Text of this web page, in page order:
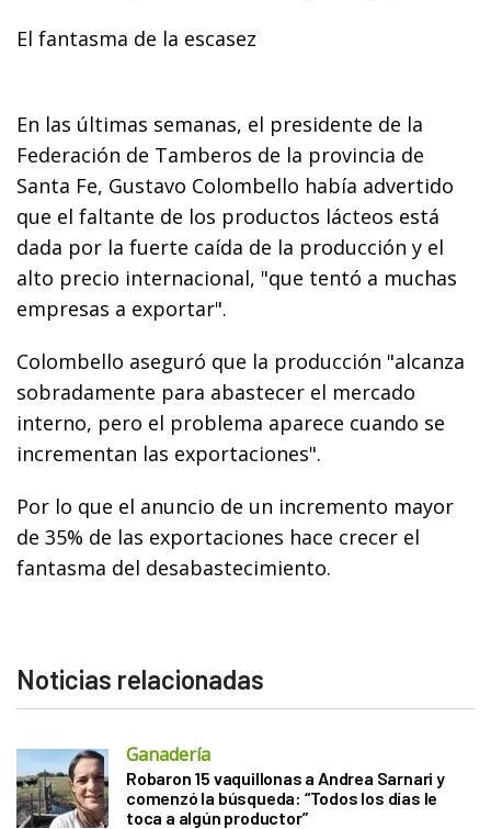
El fantasma de la escasez
En las últimas semanas, el presidente de la
Federación de Tamberos de la provincia de
Santa Fe, Gustavo Colombello había advertido
que el faltante de los productos lácteos está
dada por la fuerte caída de la producción y el
alto precio internacional, "que tentó a muchas
empresas a exportar".
Colombello aseguró que la producción "alcanza
sobradamente para abastecer el mercado
interno, pero el problema aparece cuando se
incrementan las exportaciones".
Por lo que el anuncio de un incremento mayor
de 35% de las exportaciones hace crecer el
fantasma del desabastecimiento.
Noticias relacionadas
Ganadería
Robaron 15 vaquillonas a Andrea Sarnari y
comenzó la búsqueda: “Todos los días le
toca a algún productor”